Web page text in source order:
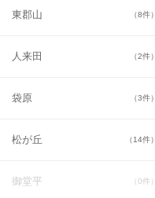
東郡山 （8件）
人来田 （2件）
袋原 （3件）
松が丘 （14件）
御堂平 （0件）